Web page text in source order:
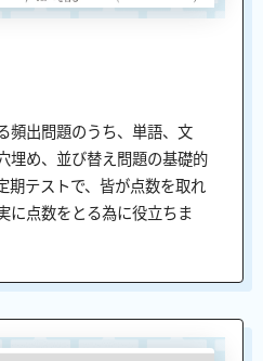
頻出問題のうち、単語、文
埋め、並び替え問題の基礎的
期テストで、皆が点数を取れ
に点数をとる為に役立ちま